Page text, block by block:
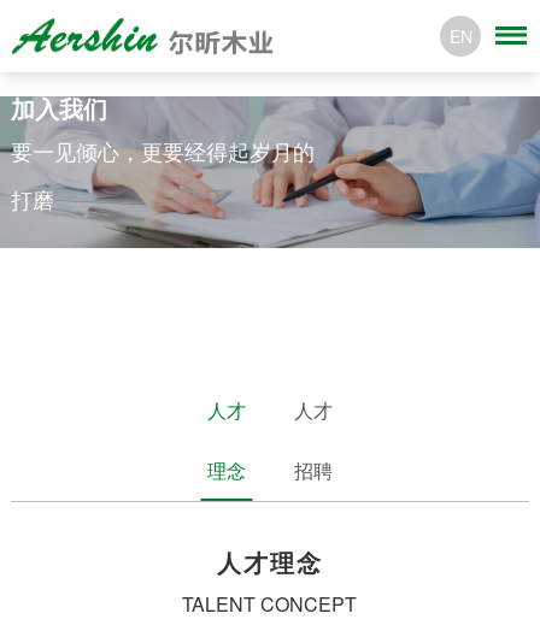
EN
加入我们
要一见倾心，更要经得起岁月的
打磨
人才
理念
人才
招聘
人才理念
TALENT CONCEPT